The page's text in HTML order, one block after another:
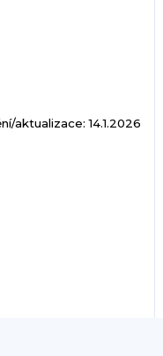
aktualizace: 14.1.2026